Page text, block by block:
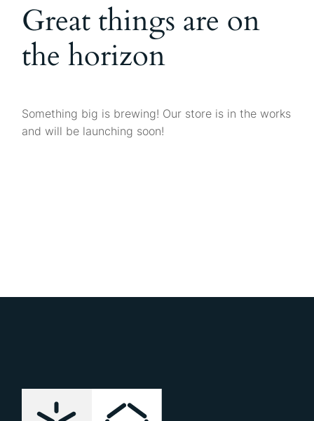
Great things are on
the horizon
Something big is brewing! Our store is in the works
and will be launching soon!